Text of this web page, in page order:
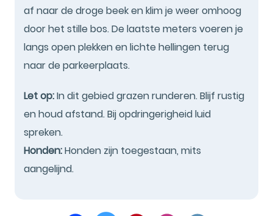
af naar de droge beek en klim je weer omhoog
door het stille bos. De laatste meters voeren je
langs open plekken en lichte hellingen terug
naar de parkeerplaats.
Let op:In dit gebied grazen runderen. Blijf rustig
en houd afstand. Bij opdringerigheid luid
spreken.
Honden:Honden zijn toegestaan, mits
aangelijnd.